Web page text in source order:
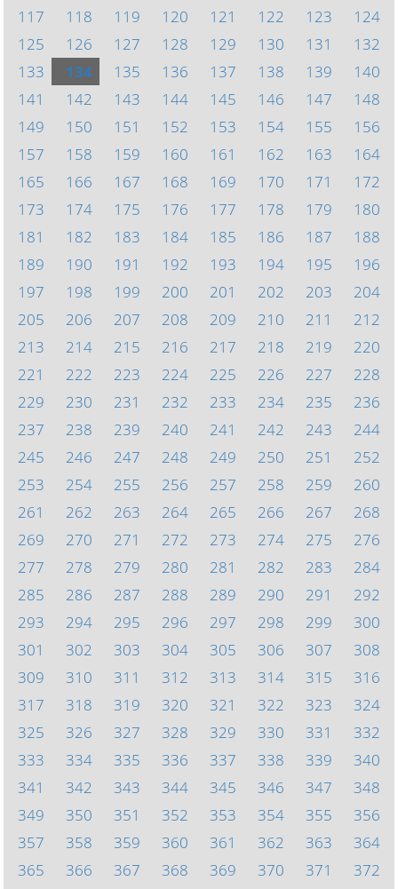
117
118 119 120 121 122 123
124
125
126 127 128 129 130 131
132
133
134 135 136 137 138 139
140
141
142 143 144 145 146 147
148
149
150 151 152 153 154 155
156
157
158 159 160 161 162 163
164
165
166 167 168 169 170 171
172
173
174 175 176 177 178 179
180
181
182 183 184 185 186 187
188
189
190 191 192 193 194 195
196
197
198 199 200 201 202 203
204
205
206 207 208 209 210 211
212
213
214 215 216 217 218 219
220
221
222 223 224 225 226 227
228
229
230 231 232 233 234 235
236
237
238 239 240 241 242 243
244
245
246 247 248 249 250 251
252
253
254 255 256 257 258 259
260
261
262 263 264 265 266 267
268
269
270 271 272 273 274 275
276
277
278 279 280 281 282 283
284
285
286 287 288 289 290 291
292
293
294 295 296 297 298 299
300
301
302 303 304 305 306 307
308
309
310 311 312 313 314 315
316
317
318 319 320 321 322 323
324
325
326 327 328 329 330 331
332
333
334 335 336 337 338 339
340
341
342 343 344 345 346 347
348
349
350 351 352 353 354 355
356
357
358 359 360 361 362 363
364
365
366 367 368 369 370 371
372